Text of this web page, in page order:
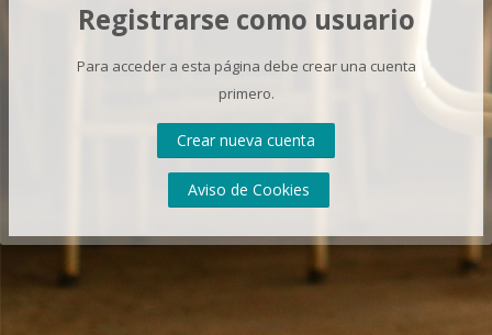
Registrarse como usuario
Para acceder a esta página debe crear una cuenta
primero.
Crear nueva cuenta
Aviso de Cookies